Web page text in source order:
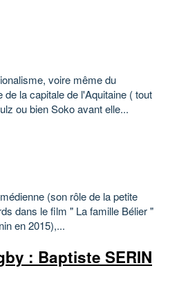
voire même du
la capitale de l'Aquitaine ( tout
ou bien Soko avant elle...
(son rôle de la petite
dans le film " La famille Bélier "
en 2015),...
: Baptiste SERIN